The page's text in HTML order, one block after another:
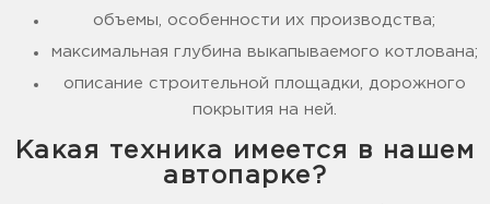
объемы, особенности их производства;
максимальная глубина выкапываемого котлована;
описание строительной площадки, дорожного
покрытия на ней.
Какая техника имеется в нашем
автопарке?